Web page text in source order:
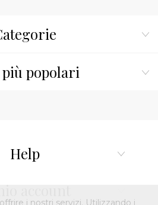
popolari
Help
account
i nostri servizi. Utilizzando i